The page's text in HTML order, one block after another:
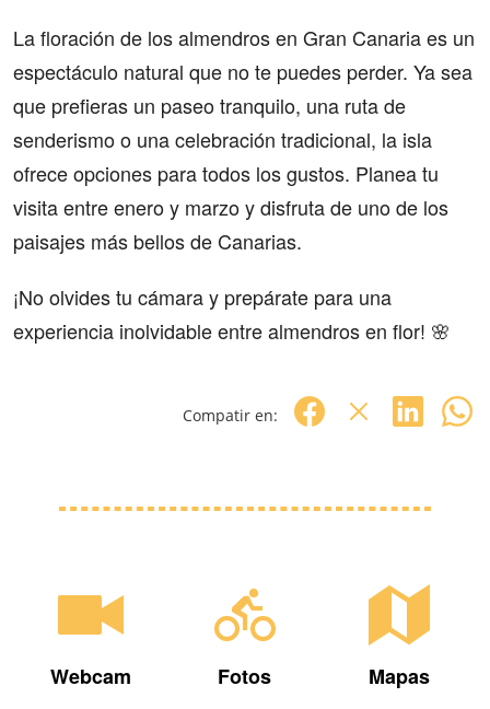
La floración de los almendros en Gran Canaria es un
espectáculo natural que no te puedes perder. Ya sea
que prefieras un paseo tranquilo, una ruta de
senderismo o una celebración tradicional, la isla
ofrece opciones para todos los gustos. Planea tu
visita entre enero y marzo y disfruta de uno de los
paisajes más bellos de Canarias.
¡No olvides tu cámara y prepárate para una
experiencia inolvidable entre almendros en flor! 🌸
Compatir en:
Webcam Fotos Mapas